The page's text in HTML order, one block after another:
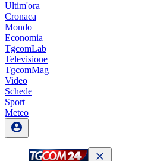
Ultim'ora
Cronaca
Mondo
Economia
TgcomLab
Televisione
TgcomMag
Video
Schede
Sport
Meteo